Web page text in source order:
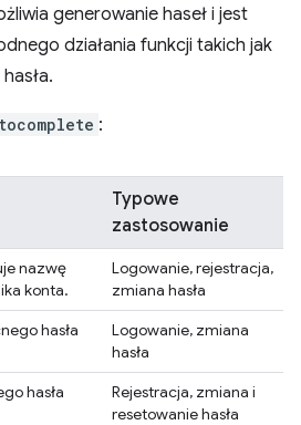
generowanie haseł i jest
działania funkcji takich jak
:
Typowe
zastosowanie
nazwę
konta.
Logowanie, rejestracja,
zmiana hasła
hasła
Logowanie, zmiana
hasła
hasła
Rejestracja, zmiana i
resetowanie hasła